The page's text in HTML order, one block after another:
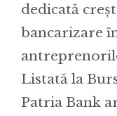
dedicată
bancarizare
Listată la
Patria Bank